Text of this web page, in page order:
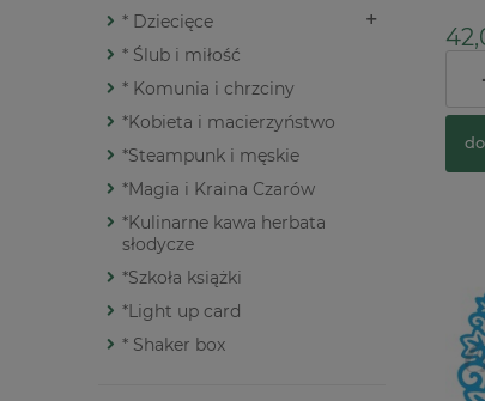
* Dziecięce
* Ślub i miłość
* Komunia i chrzciny
*Kobieta i macierzyństwo
*Steampunk i męskie
*Magia i Kraina Czarów
*Kulinarne kawa herbata
słodycze
*Szkoła książki
*Light up card
* Shaker box